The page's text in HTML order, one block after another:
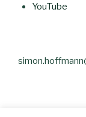
YouTube